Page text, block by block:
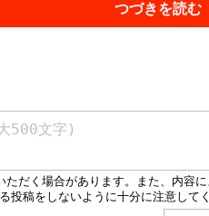
つづきを読む